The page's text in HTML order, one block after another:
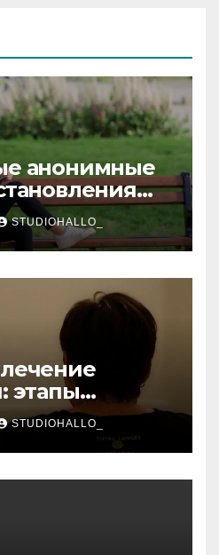
анонимные
и
подход
STUDIOHALLO_
этапы
и УБОД
STUDIOHALLO_